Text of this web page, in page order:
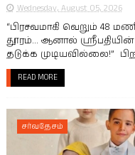
Wednesday, August 05, 2026
“பிரசவமாகி வெறும் 48
தூரம்… ஆனால்
தடுக்க முடியவில்லை!”
READ MORE
சர்வதேசம்